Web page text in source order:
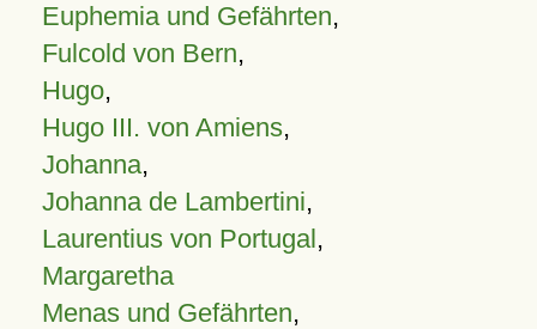
Euphemia und Gefährten,
Fulcold von Bern,
Hugo,
Hugo III. von Amiens,
Johanna,
Johanna de Lambertini,
Laurentius von Portugal,
Margaretha
Menas und Gefährten,